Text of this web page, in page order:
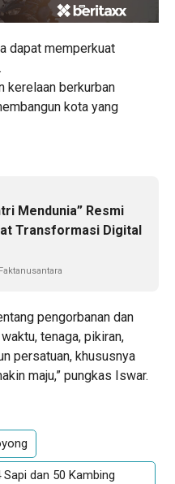
dapat memperkuat
kerelaan berkurban
kota yang
Mendunia” Resmi
Transformasi Digital
pengorbanan dan
tenaga, pikiran,
persatuan, khususnya
maju,” pungkas Iswar.
dan 50 Kambing